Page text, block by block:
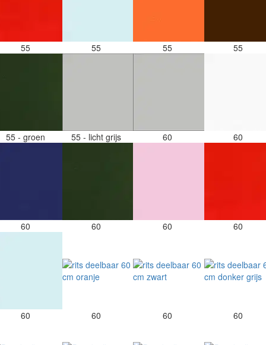
55 55 55 55
55 - groen 55 - licht grijs 60 60
60 60 60 60
60 60 60 60